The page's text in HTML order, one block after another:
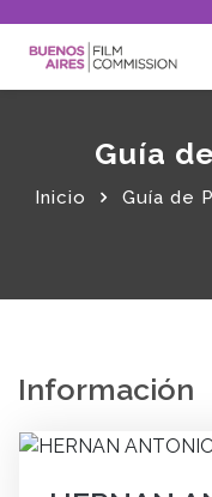
Guía
Inicio Guía de
Información